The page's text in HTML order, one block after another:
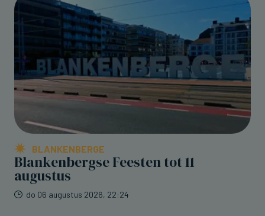
BLANKENBERGE
Blankenbergse Feesten tot 11
augustus
do 06 augustus 2026, 22:24